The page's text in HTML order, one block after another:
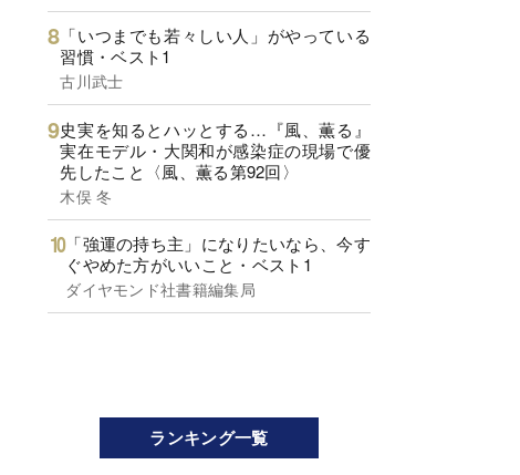
「いつまでも若々しい人」がやっている
習慣・ベスト1
古川武士
史実を知るとハッとする…『風、薫る』
実在モデル・大関和が感染症の現場で優
先したこと〈風、薫る第92回〉
木俣 冬
「強運の持ち主」になりたいなら、今す
ぐやめた方がいいこと・ベスト1
ダイヤモンド社書籍編集局
ランキング一覧